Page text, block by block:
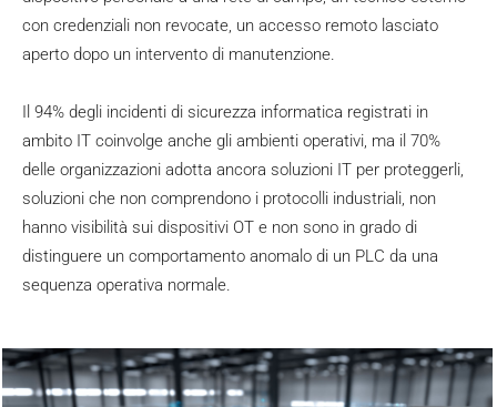
con credenziali non revocate, un accesso remoto lasciato
aperto dopo un intervento di manutenzione.
Il 94% degli incidenti di sicurezza informatica registrati in
ambito IT coinvolge anche gli ambienti operativi, ma il 70%
delle organizzazioni adotta ancora soluzioni IT per proteggerli,
soluzioni che non comprendono i protocolli industriali, non
hanno visibilità sui dispositivi OT e non sono in grado di
distinguere un comportamento anomalo di un PLC da una
sequenza operativa normale.